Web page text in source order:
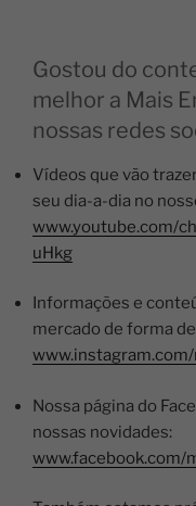
Gostou do
melhor a Mais
nossas redes
Vídeos que vão
seu dia-a-dia no
www.youtube.com/
uHkg
Informações e
mercado de forma
Nossa página do
nossas novidades:
www.facebook.com/